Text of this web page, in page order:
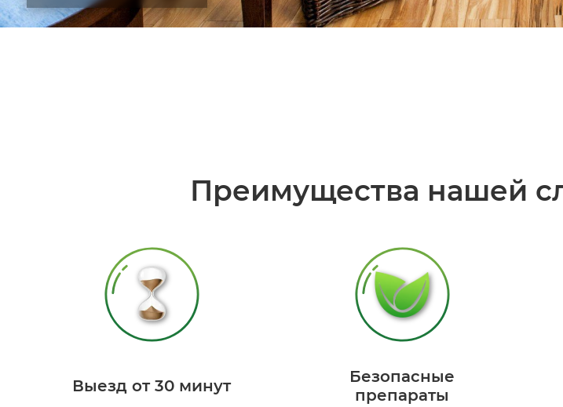
Преимущества нашей
Выезд от 30 минут
Безопасные
препараты